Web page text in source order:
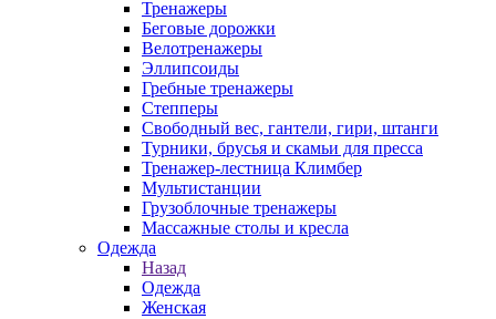
Тренажеры
Беговые дорожки
Велотренажеры
Эллипсоиды
Гребные тренажеры
Степперы
Свободный вес, гантели, гири, штанги
Турники, брусья и скамьи для пресса
Тренажер-лестница Климбер
Мультистанции
Грузоблочные тренажеры
Массажные столы и кресла
Одежда
Назад
Одежда
Женская